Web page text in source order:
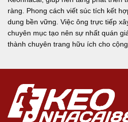
ràng. Phong cách viết súc tích kết
dung bền vững. Việc ông trực tiếp
chuyên mục tạo nên sự nhất quán
thành chuyên trang hữu ích cho